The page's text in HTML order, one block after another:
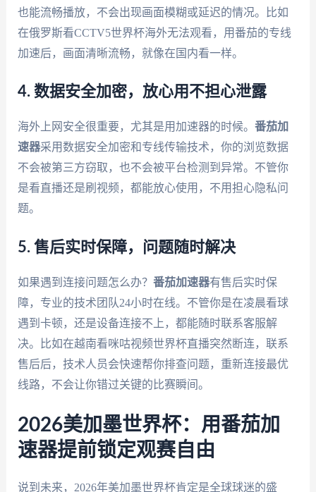
也能流畅播放，不会出现画面模糊或延迟的情况。比如
在俄罗斯看CCTV5世界杯海外无法观看，用番茄的专线
加速后，画面清晰流畅，就像在国内看一样。
4. 数据安全加密，放心用不担心泄露
海外上网安全很重要，尤其是用加速器的时候。 番茄加
速器采用数据安全加密和专线传输技术，你的浏览数据
不会被第三方窃取，也不会被平台检测到异常。不管你
是看直播还是刷视频，都能放心使用，不用担心隐私问
题。
5. 售后实时保障，问题随时解决
如果遇到连接问题怎么办？ 番茄加速器有售后实时保
障，专业的技术团队24小时在线。不管你是在凌晨看球
遇到卡顿，还是设备连接不上，都能随时联系客服解
决。比如在越南看咪咕视频世界杯直播突然断连，联系
售后后，技术人员会快速帮你排查问题，重新连接最优
线路，不会让你错过关键的比赛瞬间。
2026美加墨世界杯：用番茄加
速器提前锁定观赛自由
说到未来，2026年美加墨世界杯肯定是全球球迷的盛